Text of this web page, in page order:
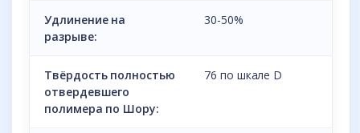
Удлинение на
разрыве:
30-50%
Твёрдость полностью
отвердевшего
полимера по Шору:
76 по шкале D